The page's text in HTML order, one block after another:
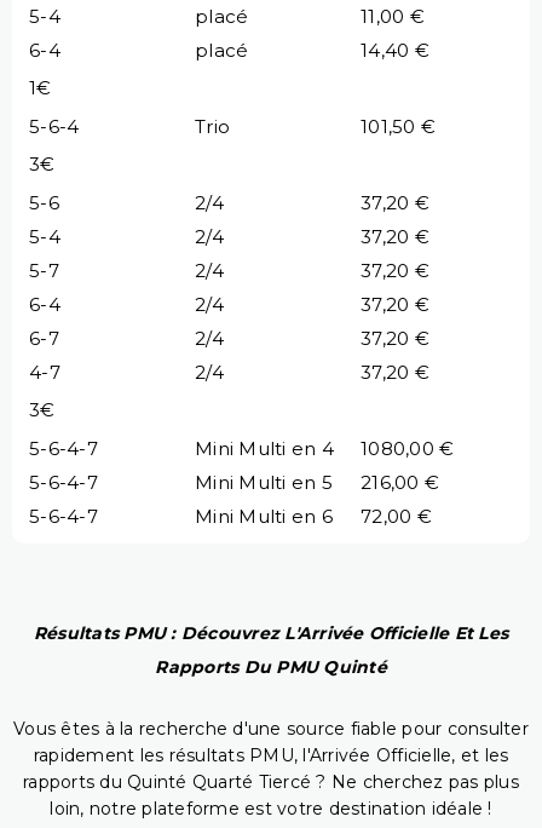
5-4 placé
11,00 €
6-4
placé
14,40 €
1€
5-6-4
Trio
101,50 €
3€
5-6
2/4
37,20 €
5-4
2/4
37,20 €
5-7
2/4
37,20 €
6-4
2/4
37,20 €
6-7
2/4
37,20 €
4-7
2/4
37,20 €
3€
5-6-4-7
Mini Multi en 4
1080,00 €
5-6-4-7
Mini Multi en 5
216,00 €
5-6-4-7
Mini Multi en 6 72,00 €
Résultats PMU : Découvrez L'Arrivée Officielle Et Les
Rapports Du PMU Quinté
Vous êtes à la recherche d'une source fiable pour consulter
rapidement les résultats PMU, l'Arrivée Officielle, et les
rapports du Quinté Quarté Tiercé ? Ne cherchez pas plus
loin, notre plateforme est votre destination idéale !